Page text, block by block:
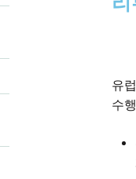
유
수